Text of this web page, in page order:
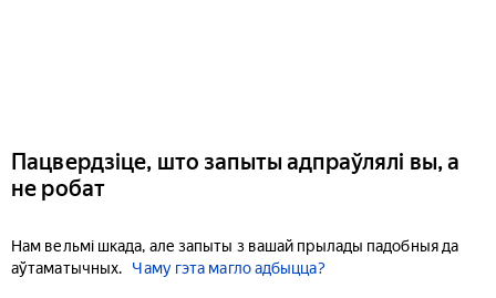
Пацвердзіце, што запыты адпраўлялі вы, а
не робат
Нам вельмі шкада, але запыты з вашай прылады падобныя да
аўтаматычных.
Чаму гэта магло адбыцца?